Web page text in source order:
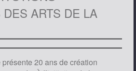
ARTS DE LA
20 ans de création